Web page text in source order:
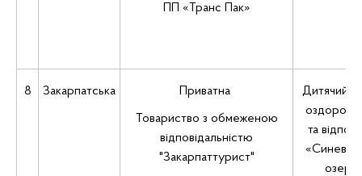
ПП «Транс Пак»
8 Закарпатська Приватна
Товариство з обмеженою
відповідальністю
"Закарпаттурист"
Дитячий
та